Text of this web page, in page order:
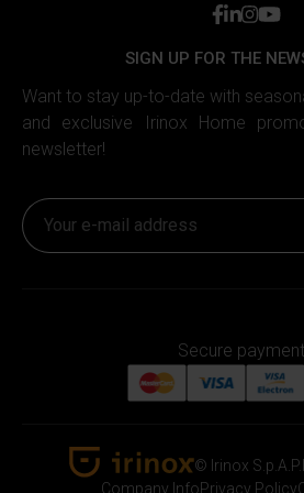
facebook
linkedin
SIGN UP FOR THE
Want to stay up-to-date with
and exclusive Irinox Home
newsletter!
Secure
Irinox Home
© Irinox S.p.A.
Company InfoPrivacy Policy